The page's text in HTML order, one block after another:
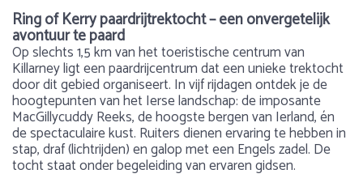
Ring of Kerry paardrijtrektocht – een onvergetelijk
avontuur te paard
Op slechts 1,5 km van het toeristische centrum van
Killarney ligt een paardrijcentrum dat een unieke trektocht
door dit gebied organiseert. In vijf rijdagen ontdek je de
hoogtepunten van het Ierse landschap: de imposante
MacGillycuddy Reeks, de hoogste bergen van Ierland, én
de spectaculaire kust. Ruiters dienen ervaring te hebben in
stap, draf (lichtrijden) en galop met een Engels zadel. De
tocht staat onder begeleiding van ervaren gidsen.